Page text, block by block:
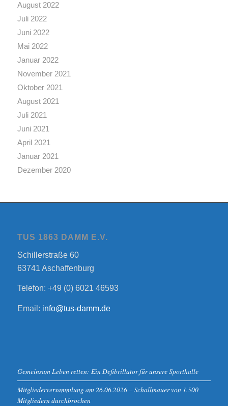
August 2022
Juli 2022
Juni 2022
Mai 2022
Januar 2022
November 2021
Oktober 2021
August 2021
Juli 2021
Juni 2021
April 2021
Januar 2021
Dezember 2020
TUS 1863 DAMM E.V.
Schillerstraße 60
63741 Aschaffenburg
Telefon: +49 (0) 6021 46593
Email: info@tus-damm.de
Gemeinsam Leben retten: Ein Defibrillator für unsere Sporthalle
Mitgliederversammlung am 26.06.2026 – Schallmauer von 1.500
Mitgliedern durchbrochen